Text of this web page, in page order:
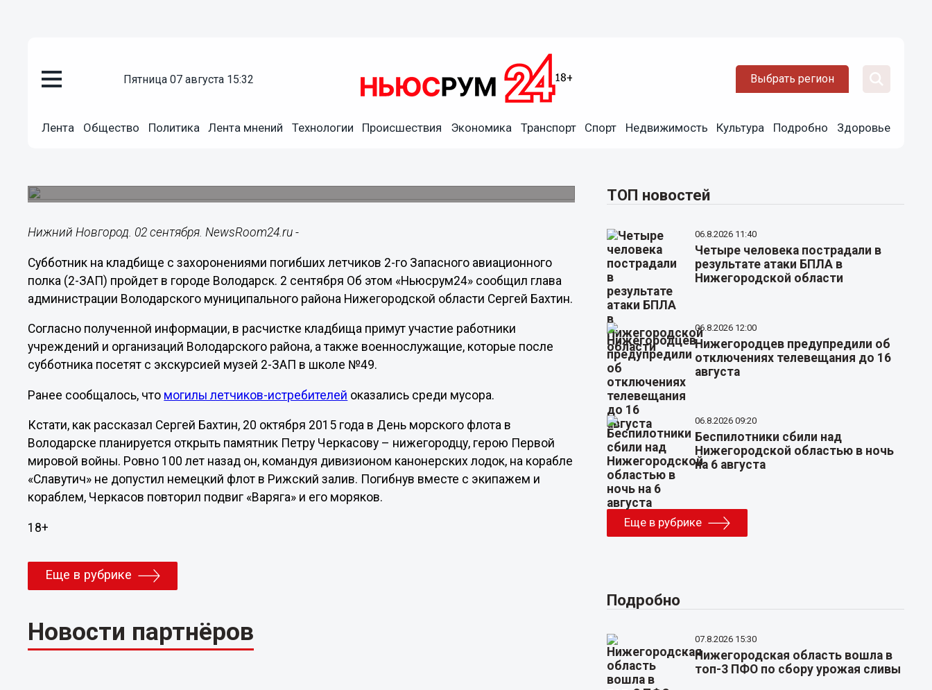
пятница 07 августа 15:32 Выбрать регион
Лента Общество Политика Лента мнений Технологии Происшествия Экономика Транспорт Спорт Недвижимость Культура Подробно Здоровье
Субботник на кладбище с могилами погибших летчиков-
Нижний Новгород. 02 сентября. NewsRoom24.ru -
Субботник на кладбище с захоронениями погибших летчиков 2-го Запасного авиационного
полка (2-ЗАП) пройдет в городе Володарск. 2 сентября Об этом «Ньюсрум24» сообщил глава
администрации Володарского муниципального района Нижегородской области Сергей Бахтин.
Согласно полученной информации, в расчистке кладбища примут участие работники
учреждений и организаций Володарского района, а также военнослужащие, которые после
субботника посетят с экскурсией музей 2-ЗАП в школе №49.
Ранее сообщалось, что могилы летчиков-истребителей оказались среди мусора.
Кстати, как рассказал Сергей Бахтин, 20 октября 2015 года в День морского флота в
Володарске планируется открыть памятник Петру Черкасову – нижегородцу, герою Первой
мировой войны. Ровно 100 лет назад он, командуя дивизионом канонерских лодок, на корабле
«Славутич» не допустил немецкий флот в Рижский залив. Погибнув вместе с экипажем и
кораблем, Черкасов повторил подвиг «Варяга» и его моряков.
18+
Еще в рубрике
Новости партнёров
ТОП новостей
06.8.2026 11:40
Четыре человека пострадали в
результате атаки БПЛА в
Нижегородской области
06.8.2026 12:00
Нижегородцев предупредили об
отключениях телевещания до 16
августа
06.8.2026 09:20
Беспилотники сбили над
Нижегородской областью в ночь
на 6 августа
Еще в рубрике
Подробно
07.8.2026 15:30
Нижегородская область вошла в
топ-3 ПФО по сбору урожая сливы